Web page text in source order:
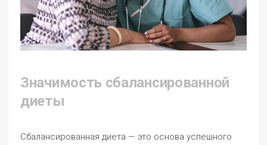
Значимость сбалансированной
диеты
Сбалансированная диета — это основа успешного